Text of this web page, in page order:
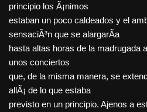
principio los Ã¡nimos
estaban un poco caldeados y el
sensaciÃ³n que se alargarÃ­a
hasta altas horas de la madrugada
unos conciertos
que, de la misma manera, se
allÃ¡ de lo que estaba
previsto en un principio. Ajenos a